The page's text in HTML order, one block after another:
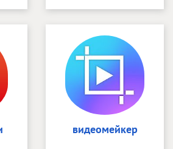
видеомейкер